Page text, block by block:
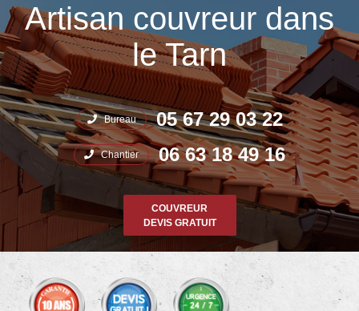
Artisan couvreur dans
le Tarn
Bureau 05 67 29 03 22
Chantier 06 63 18 49 16
COUVREUR
DEVIS GRATUIT